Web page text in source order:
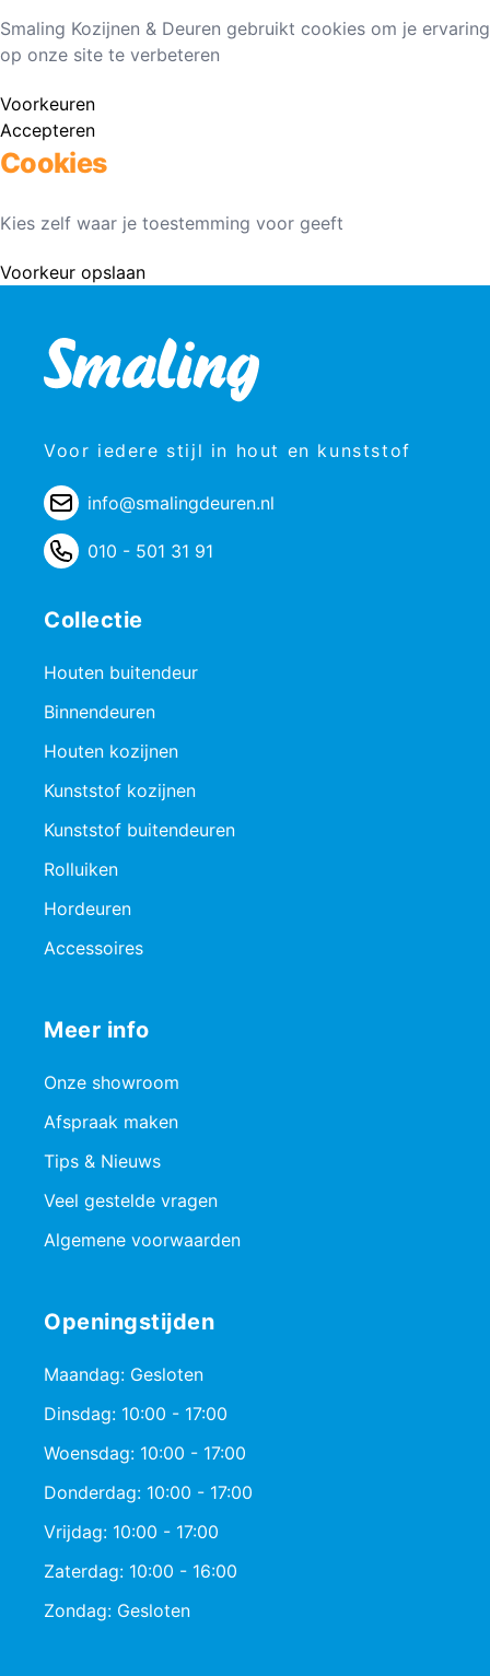
Smaling Kozijnen & Deuren gebruikt cookies om je ervaring
op onze site te verbeteren
Voorkeuren
Accepteren
Cookies
Kies zelf waar je toestemming voor geeft
Voorkeur opslaan
Voor iedere stijl in hout en kunststof
info@smalingdeuren.nl
010 - 501 31 91
Collectie
Houten buitendeur
Binnendeuren
Houten kozijnen
Kunststof kozijnen
Kunststof buitendeuren
Rolluiken
Hordeuren
Accessoires
Meer info
Onze showroom
Afspraak maken
Tips & Nieuws
Veel gestelde vragen
Algemene voorwaarden
Openingstijden
Maandag: Gesloten
Dinsdag: 10:00 - 17:00
Woensdag: 10:00 - 17:00
Donderdag: 10:00 - 17:00
Vrijdag: 10:00 - 17:00
Zaterdag: 10:00 - 16:00
Zondag: Gesloten